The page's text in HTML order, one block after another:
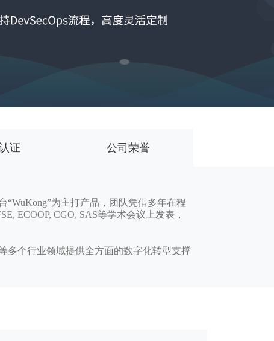
证 公司荣誉
为主打产品，团队凭借多年在程
ECOOP, CGO, SAS等学术会议上发表，
个行业领域提供全方面的数字化转型支撑